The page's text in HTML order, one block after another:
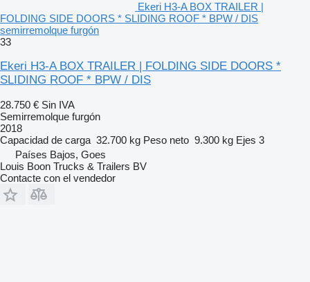
Ekeri H3-A BOX TRAILER |
FOLDING SIDE DOORS * SLIDING ROOF * BPW / DIS
semirremolque furgón
33
Ekeri H3-A BOX TRAILER | FOLDING SIDE DOORS *
SLIDING ROOF * BPW / DIS
28.750 € Sin IVA
Semirremolque furgón
2018
Capacidad de carga 32.700 kg Peso neto 9.300 kg Ejes 3
Países Bajos, Goes
Louis Boon Trucks & Trailers BV
Contacte con el vendedor